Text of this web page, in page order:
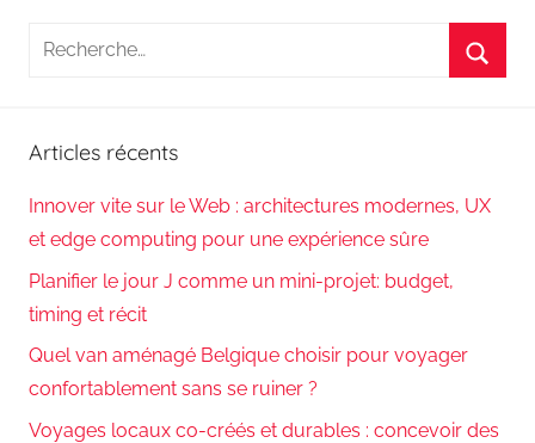
Recherche
Articles récents
Innover vite sur le Web : architectures modernes, UX
et edge computing pour une expérience sûre
Planifier le jour J comme un mini-projet: budget,
timing et récit
Quel van aménagé Belgique choisir pour voyager
confortablement sans se ruiner ?
Voyages locaux co-créés et durables : concevoir des